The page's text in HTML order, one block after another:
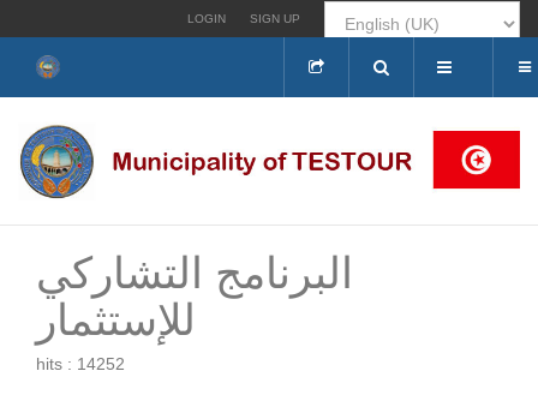
LOGIN SIGN UP
Search
...
البرنامج التشاركي
للإستثمار
hits : 14252